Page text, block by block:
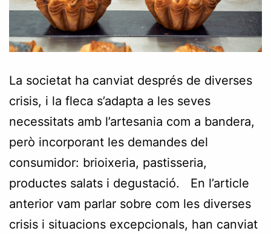
La societat ha canviat després de diverses
crisis, i la fleca s’adapta a les seves
necessitats amb l’artesania com a bandera,
però incorporant les demandes del
consumidor: brioixeria, pastisseria,
productes salats i degustació. En l’article
anterior vam parlar sobre com les diverses
crisis i situacions excepcionals, han canviat